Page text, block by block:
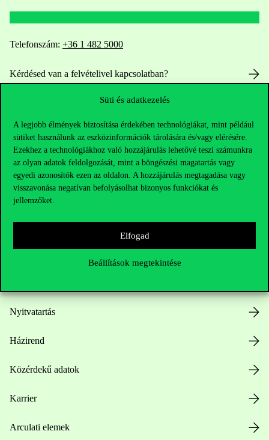
Süti és adatkezelés
A legjobb élmények biztosítása érdekében technológiákat, mint például
sütiket használunk az eszközinformációk tárolására és/vagy elérésére.
Ezekhez a technológiákhoz való hozzájárulás lehetővé teszi számunkra
az olyan adatok feldolgozását, mint a böngészési magatartás vagy
egyedi azonosítók ezen az oldalon. A hozzájárulás megtagadása vagy
visszavonása negatívan befolyásolhat bizonyos funkciókat és
jellemzőket.
Elfogad
Beállítások megtekintése
Telefonszám: +36 1 482 5000
Kérdésed van a felvételivel kapcsolatban?
HUB jelenlegi hallgatóinknak
Sajtó:press@uni-corvinus.hu
Nyitvatartás
Házirend
Közérdekű adatok
Karrier
Arculati elemek